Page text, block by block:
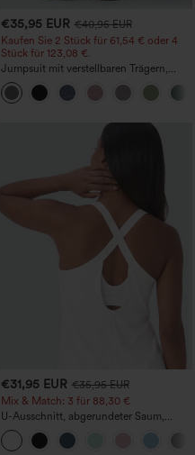
+5
€35,95 EUR €40,95 EUR
Kaufen Sie 2 Stück für 61,54 € oder 4
Stück für 123,08 €.
Jumpsuit mit verstellbaren Trägern,
gerafftem Detail, weitem Bein und
meliertem Stoff, lässig, mit Taschen -
Easy Peezy
€31,95 EUR €35,95 EUR
Mix & Match: 3 für 88,30 €
U-Ausschnitt, abgerundeter Saum,
InstantCool Yoga-Trägertop – UPF50+